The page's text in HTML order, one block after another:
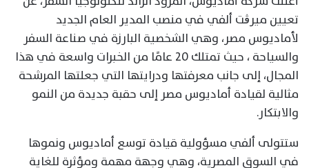
تعيين ميرڨت ألفي في منصب المدير العام الجديد
لأماديوس مصر، وهي الشخصية البارزة في صناعة السفر
والسياحة ، حيث تمتلك 20 عامًا من الخبرات واسعة في هذا
المجال، إلى جانب معرفتها ودرايتها التي جعلتها المرشحة
مثالية لقيادة أماديوس مصر إلى حقبة جديدة من النمو
والابتكار.
ستتولى ألفي مسؤولية قيادة توسع أماديوس ونموها
في السوق المصرية، وهي وجهة مهمة ومؤثرة للغاية